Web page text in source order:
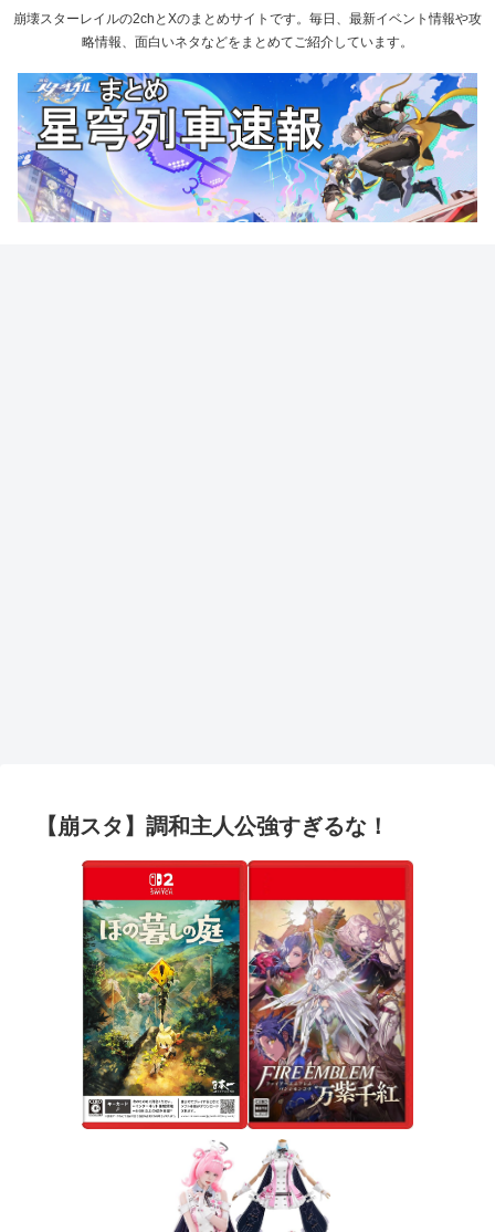
崩壊スターレイルの2chとXのまとめサイトです。毎日、最新イベント情報や攻
略情報、面白いネタなどをまとめてご紹介しています。
【崩スタ】調和主人公強すぎるな！